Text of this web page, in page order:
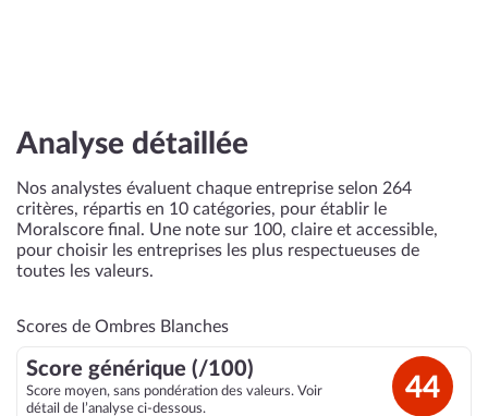
Analyse détaillée
Nos analystes évaluent chaque entreprise selon 264
critères, répartis en 10 catégories, pour établir le
Moralscore final. Une note sur 100, claire et accessible,
pour choisir les entreprises les plus respectueuses de
toutes les valeurs.
Scores de Ombres Blanches
Score générique (/100)
Score moyen, sans pondération des valeurs. Voir
détail de l’analyse ci-dessous.
44